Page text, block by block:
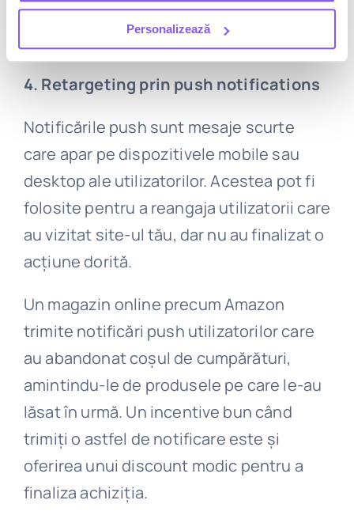
Personalizează
rezerva vacanța.
4. Retargeting prin push notifications
Notificările push sunt mesaje scurte
care apar pe dispozitivele mobile sau
desktop ale utilizatorilor. Acestea pot fi
folosite pentru a reangaja utilizatorii care
au vizitat site-ul tău, dar nu au finalizat o
acțiune dorită.
Un magazin online precum Amazon
trimite notificări push utilizatorilor care
au abandonat coșul de cumpărături,
amintindu-le de produsele pe care le-au
lăsat în urmă. Un incentive bun când
trimiți o astfel de notificare este și
oferirea unui discount modic pentru a
finaliza achiziția.